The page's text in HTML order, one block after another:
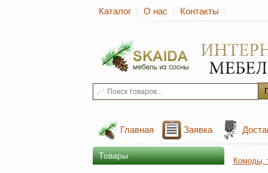
Каталог О нас Контакты
Главная Заявка
Товары
Комоды,